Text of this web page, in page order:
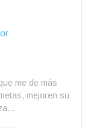
me de más
mejoren su